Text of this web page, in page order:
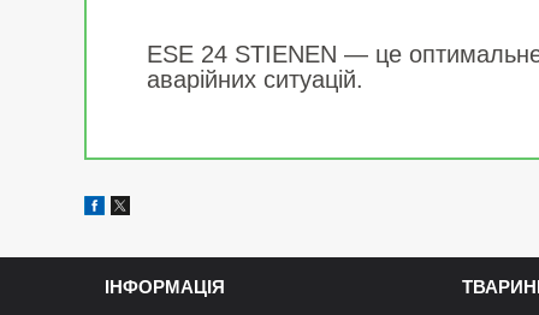
ESE 24 STIENEN — це оптимальне
аварійних ситуацій.
ІНФОРМАЦІЯ